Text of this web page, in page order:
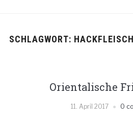
SCHLAGWORT: HACKFLEISCH
Orientalische
11. April 2017 0